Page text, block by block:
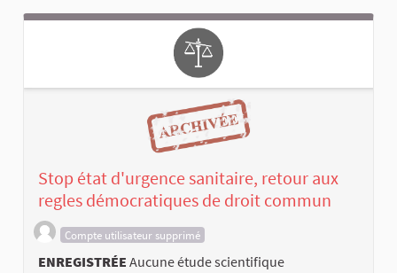
Stop état d'urgence sanitaire, retour aux
regles démocratiques de droit commun
Compte utilisateur supprimé
ENREGISTRÉE Aucune étude scientifique